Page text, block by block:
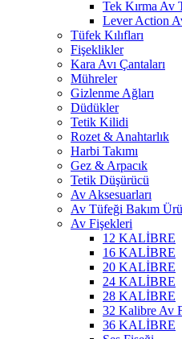
Tek Kırma Av
Lever Action
Tüfek Kılıfları
Fişeklikler
Kara Avı Çantaları
Mühreler
Gizlenme Ağları
Düdükler
Tetik Kilidi
Rozet & Anahtarlık
Harbi Takımı
Gez & Arpacık
Tetik Düşürücü
Av Aksesuarları
Av Tüfeği Bakım
Av Fişekleri
12 KALİBRE
16 KALİBRE
20 KALİBRE
24 KALİBRE
28 KALİBRE
32 Kalibre Av
36 KALİBRE